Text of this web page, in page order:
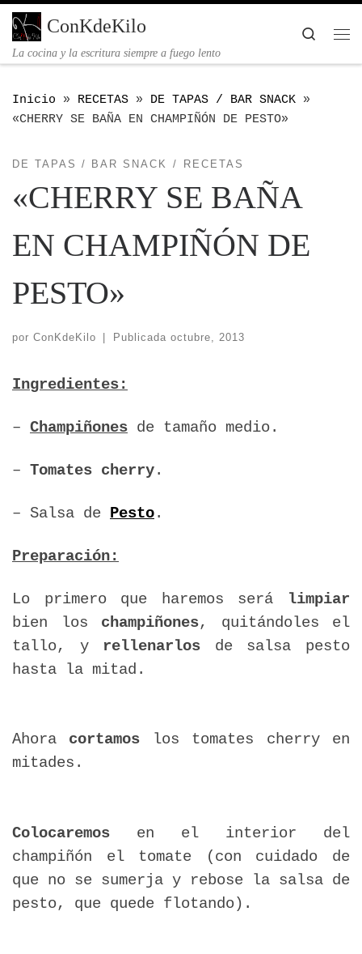
Saltar al contenido
ConKdeKilo
La cocina y la escritura siempre a fuego lento
Inicio » RECETAS » DE TAPAS / BAR SNACK »
«CHERRY SE BAÑA EN CHAMPIÑÓN DE PESTO»
DE TAPAS / BAR SNACK RECETAS
«CHERRY SE BAÑA
EN CHAMPIÑÓN DE
PESTO»
por ConKdeKilo Publicada octubre, 2013
Ingredientes:
– Champiñones de tamaño medio.
– Tomates cherry.
– Salsa de Pesto.
Preparación:
Lo primero que haremos será limpiar
bien los champiñones, quitándoles el
tallo, y rellenarlos de salsa pesto
hasta la mitad.
Ahora cortamos los tomates cherry en
mitades.
Colocaremos en el interior del
champiñón el tomate (con cuidado de
que no se sumerja y rebose la salsa de
pesto, que quede flotando).